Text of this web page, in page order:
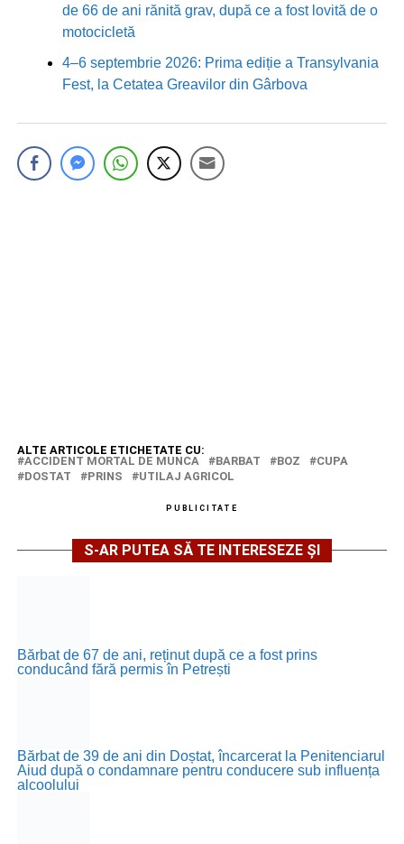
de 66 de ani rănită grav, după ce a fost lovită de o
motocicletă
4–6 septembrie 2026: Prima ediție a Transylvania
Fest, la Cetatea Greavilor din Gârbova
ALTE ARTICOLE ETICHETATE CU:
ACCIDENT MORTAL DE MUNCA
BARBAT BOZ
CUPA
DOSTAT
PRINS UTILAJ AGRICOL
PUBLICITATE
S-AR PUTEA SĂ TE INTERESEZE ȘI
Bărbat de 67 de ani, reținut după ce a fost prins
conducând fără permis în Petrești
Bărbat de 39 de ani din Doștat, încarcerat la Penitenciarul
Aiud după o condamnare pentru conducere sub influența
alcoolului